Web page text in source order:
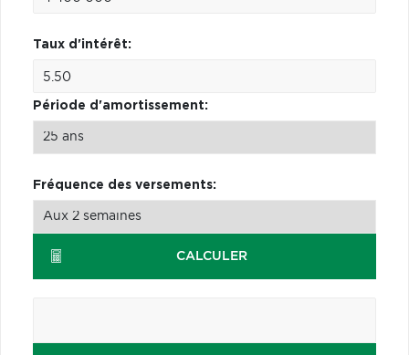
Taux d'intérêt:
Période d'amortissement:
Fréquence des versements:
CALCULER